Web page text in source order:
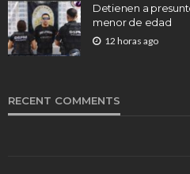
Detienen a
menor de edad
12 horas ago
RECENT COMMENTS